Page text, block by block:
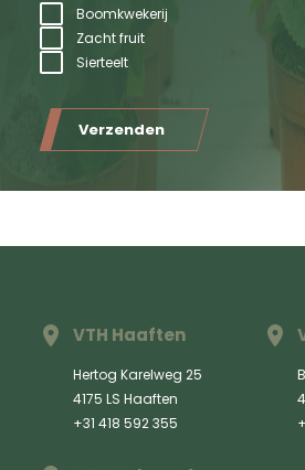
Boomkwekerij
Zacht fruit
Sierteelt
Verzenden
VTH Haaften
Hertog Karelweg 25
4175 LS Haaften
+31 418 592 355